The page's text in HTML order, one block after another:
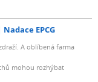
Nadace EPCG
A oblíbená farma
mohou rozhýbat